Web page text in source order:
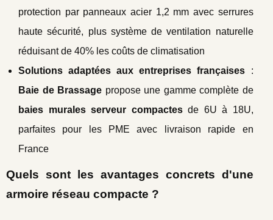
protection par panneaux acier 1,2 mm avec serrures
haute sécurité, plus système de ventilation naturelle
réduisant de 40% les coûts de climatisation
Solutions adaptées aux entreprises françaises :
Baie de Brassage propose une gamme complète de
baies murales serveur compactesde 6U à 18U,
parfaites pour les PME avec livraison rapide en
France
Quels sont les avantages concrets d'une
armoire réseau compacte ?